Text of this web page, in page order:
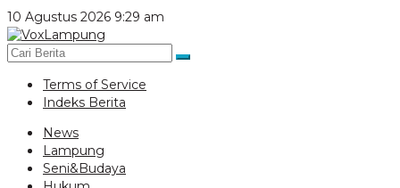
Lewati
ke
konten
10 Agustus 2026 9:29 am
Terms of Service
Indeks Berita
News
Lampung
Seni&Budaya